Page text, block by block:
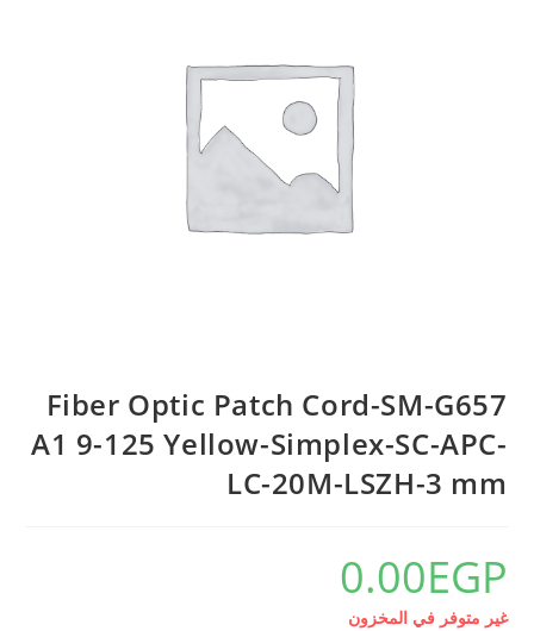
Fiber Optic Patch Cord-SM-G657
A1 9-125 Yellow-Simplex-SC-APC-
LC-20M-LSZH-3 mm
0.00EGP
غير متوفر في المخزون